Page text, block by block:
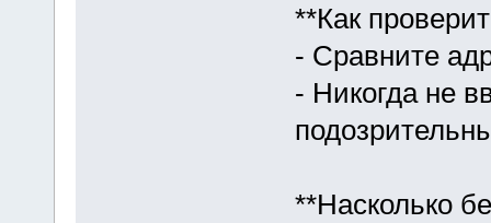
**Как
- Сравните
- Никогда не
**Насколько